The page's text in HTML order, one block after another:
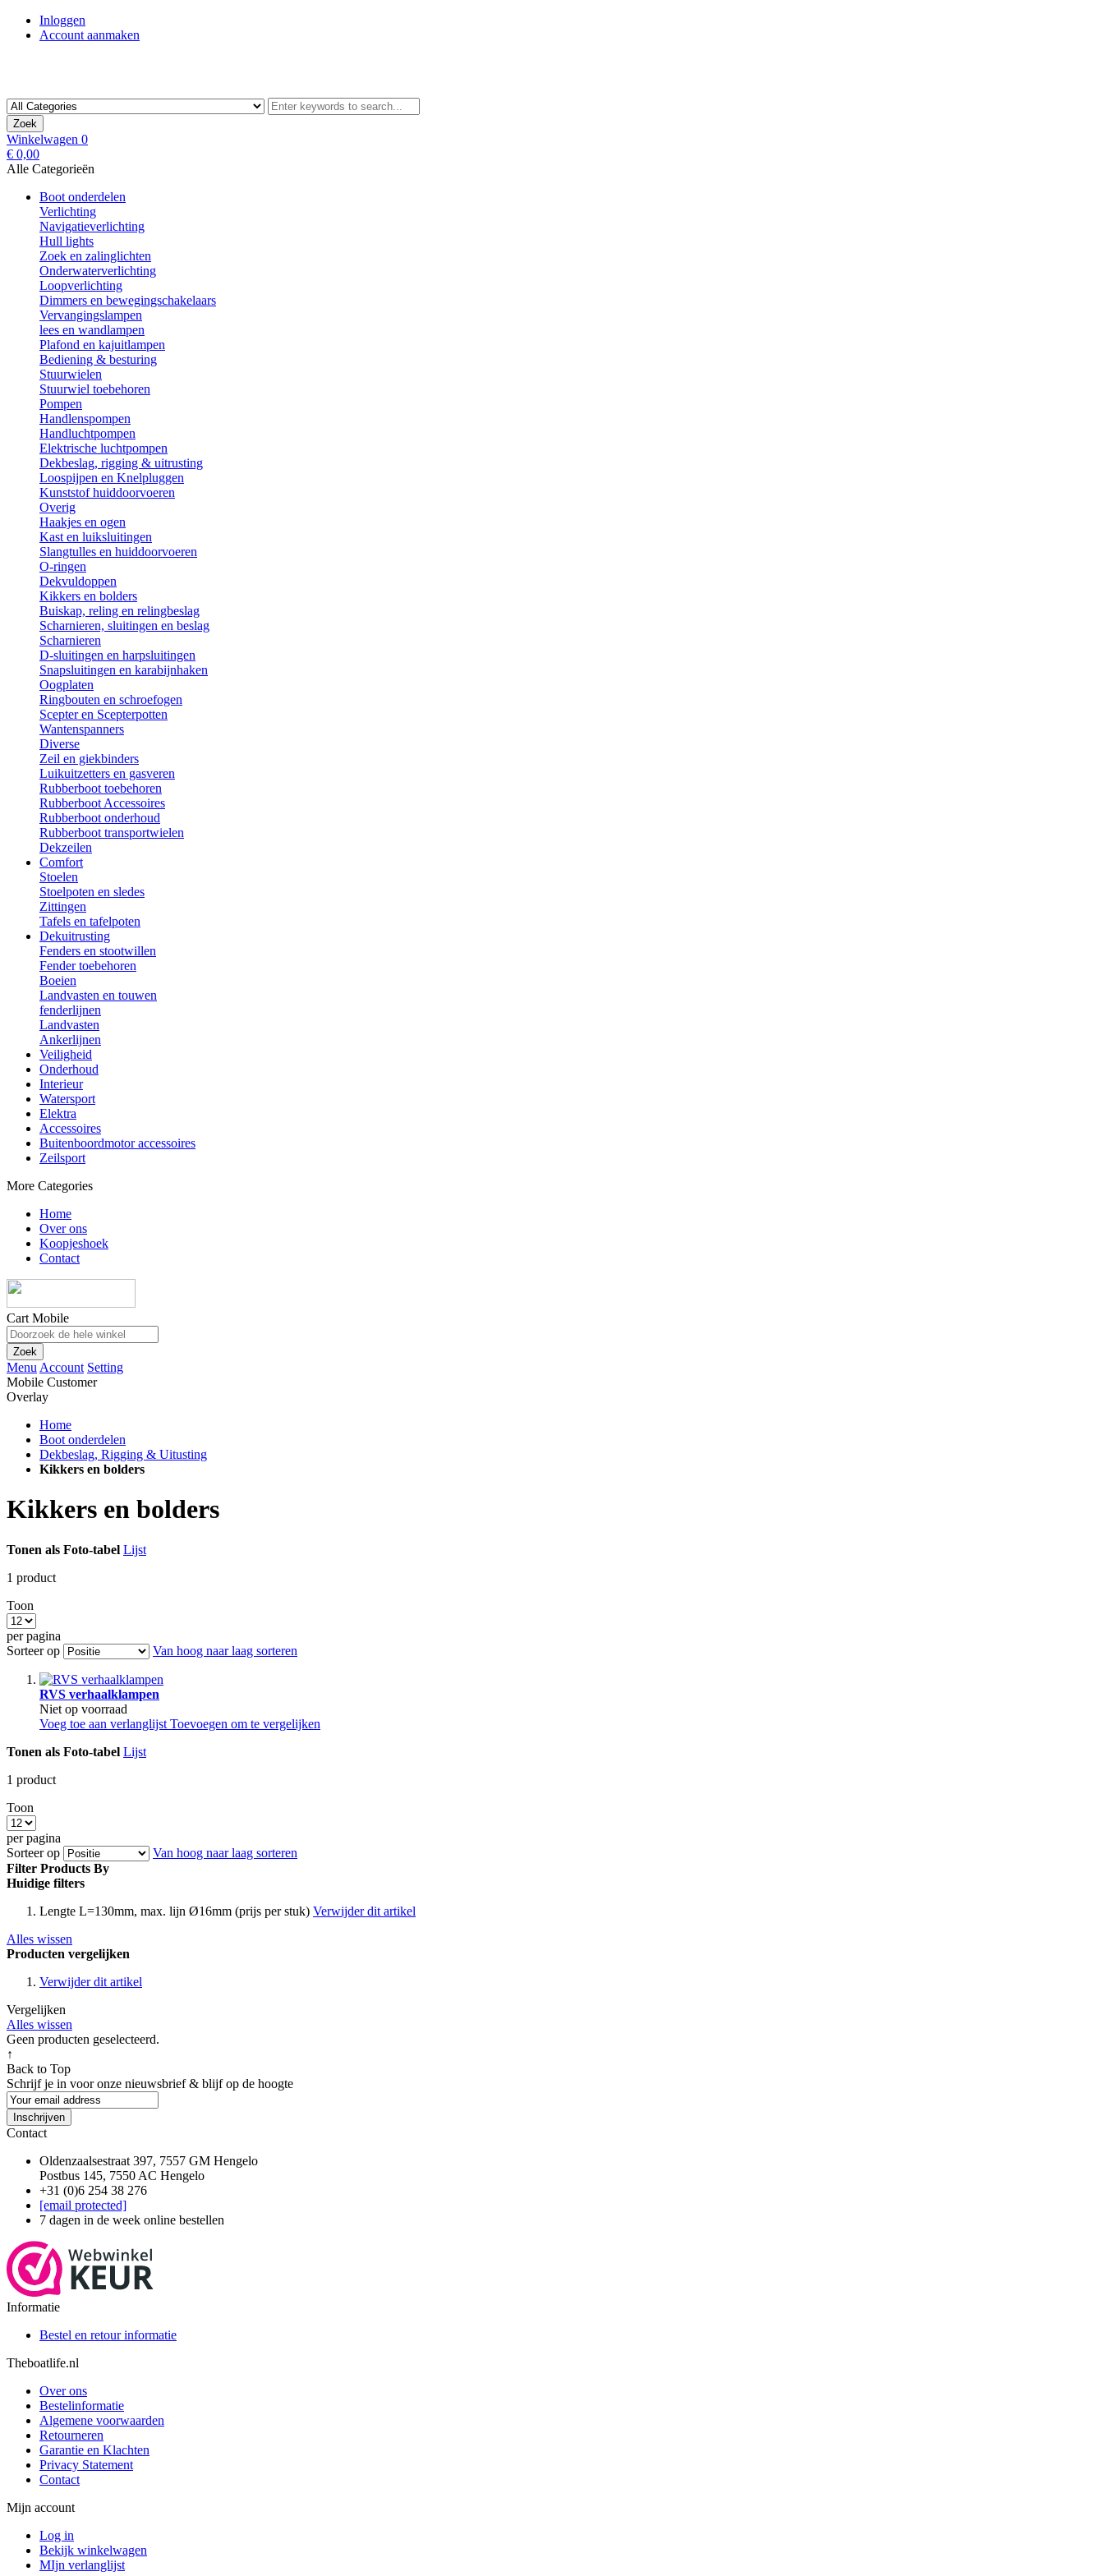
Inloggen
Account aanmaken
Zoek
Winkelwagen 0
€ 0,00
Alle Categorieën
Boot onderdelen
Verlichting
Navigatieverlichting
Hull lights
Zoek en zalinglichten
Onderwaterverlichting
Loopverlichting
Dimmers en bewegingschakelaars
Vervangingslampen
lees en wandlampen
Plafond en kajuitlampen
Bediening & besturing
Stuurwielen
Stuurwiel toebehoren
Pompen
Handlenspompen
Handluchtpompen
Elektrische luchtpompen
Dekbeslag, rigging & uitrusting
Loospijpen en Knelpluggen
Kunststof huiddoorvoeren
Overig
Haakjes en ogen
Kast en luiksluitingen
Slangtulles en huiddoorvoeren
O-ringen
Dekvuldoppen
Kikkers en bolders
Buiskap, reling en relingbeslag
Scharnieren, sluitingen en beslag
Scharnieren
D-sluitingen en harpsluitingen
Snapsluitingen en karabijnhaken
Oogplaten
Ringbouten en schroefogen
Scepter en Scepterpotten
Wantenspanners
Diverse
Zeil en giekbinders
Luikuitzetters en gasveren
Rubberboot toebehoren
Rubberboot Accessoires
Rubberboot onderhoud
Rubberboot transportwielen
Dekzeilen
Comfort
Stoelen
Stoelpoten en sledes
Zittingen
Tafels en tafelpoten
Dekuitrusting
Fenders en stootwillen
Fender toebehoren
Boeien
Landvasten en touwen
fenderlijnen
Landvasten
Ankerlijnen
Veiligheid
Onderhoud
Interieur
Watersport
Elektra
Accessoires
Buitenboordmotor accessoires
Zeilsport
More Categories
Home
Over ons
Koopjeshoek
Contact
Cart Mobile
Zoek
Menu Account Setting
Mobile Customer
Overlay
Home
Boot onderdelen
Dekbeslag, Rigging & Uitusting
Kikkers en bolders
Kikkers en bolders
Tonen als Foto-tabel Lijst
1 product
Toon
per pagina
Sorteer op
Van hoog naar laag sorteren
RVS verhaalklampen
Niet op voorraad
Voeg toe aan verlanglijst Toevoegen om te vergelijken
Tonen als Foto-tabel Lijst
1 product
Toon
per pagina
Sorteer op
Van hoog naar laag sorteren
Filter Products By
Huidige filters
Lengte L=130mm, max. lijn Ø16mm (prijs per stuk) Verwijder dit artikel
Alles wissen
Producten vergelijken
Verwijder dit artikel
Vergelijken
Alles wissen
Geen producten geselecteerd.
↑
Back to Top
Schrijf je in voor onze nieuwsbrief & blijf op de hoogte
Inschrijven
Contact
Oldenzaalsestraat 397, 7557 GM Hengelo
Postbus 145, 7550 AC Hengelo
+31 (0)6 254 38 276
[email protected]
7 dagen in de week online bestellen
Informatie
Bestel en retour informatie
Theboatlife.nl
Over ons
Bestelinformatie
Algemene voorwaarden
Retourneren
Garantie en Klachten
Privacy Statement
Contact
Mijn account
Log in
Bekijk winkelwagen
MIjn verlanglijst